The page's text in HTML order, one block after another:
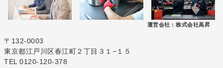
運営会社 : 株式会社高昇
〒132-0003
東京都江戸川区春江町２丁目３１−１５
TEL 0120-120-378